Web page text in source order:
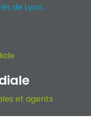
de Lyon...
et agents